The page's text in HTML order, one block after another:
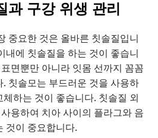
과 구강 위생 관리
중요한 것은 올바른 칫솔질입니
내에 칫솔질을 하는 것이 좋습니
면뿐만 아니라 잇몸 선까지 꼼꼼
칫솔모는 부드러운 것을 사용하
하는 것이 좋습니다. 칫솔질 외
용하여 치아 사이의 플라그와 음
것이 중요합니다.